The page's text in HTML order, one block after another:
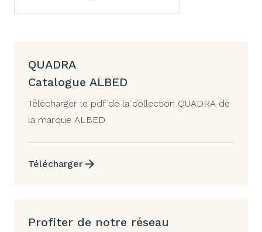
QUADRA
Catalogue ALBED
Télécharger le pdf de la collection QUADRA de
la marque ALBED
Télécharger
Profiter de notre réseau